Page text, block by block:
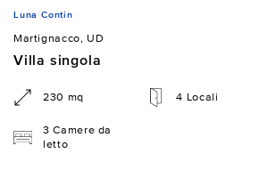
Luna Contin
Martignacco, UD
Villa singola
230 mq 4 Locali
3 Camere da
letto